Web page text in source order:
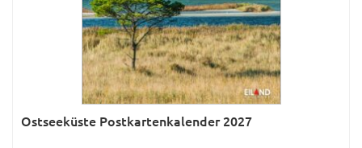
Ostseeküste Postkartenkalender 2027